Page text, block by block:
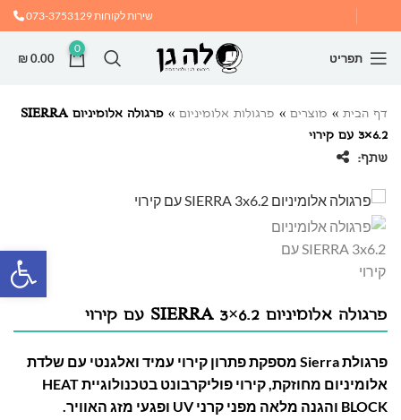
שירות לקוחות073-3753129
תפריט
0
₪0.00
דף הבית » מוצרים » פרגולות אלומיניום »
פרגולה אלומיניום SIERRA
3×6.2 עם קירוי
שתף:
פרגולה אלומיניום SIERRA 3×6.2 עם קירוי
פרגולת Sierra מספקת פתרון קירוי עמיד ואלגנטי עם שלדת
אלומיניום מחוזקת, קירוי פוליקרבונט בטכנולוגיית HEAT
BLOCK והגנה מלאה מפני קרני UV ופגעי מזג האוויר.